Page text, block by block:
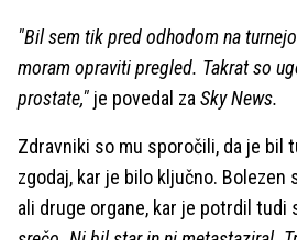
"Bil sem tik pred odhodom na
moram opraviti pregled. Takrat so
prostate," je povedal zaSky News.
Zdravniki so mu sporočili, da je bil
zgodaj, kar je bilo ključno. Bolezen
ali druge organe, kar je potrdil tudi